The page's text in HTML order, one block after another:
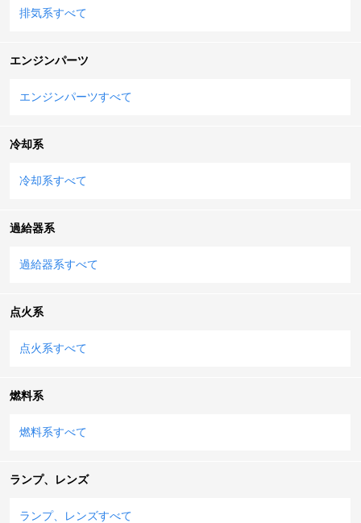
排気系すべて
エンジンパーツ
エンジンパーツすべて
冷却系
冷却系すべて
過給器系
過給器系すべて
点火系
点火系すべて
燃料系
燃料系すべて
ランプ、レンズ
ランプ、レンズすべて